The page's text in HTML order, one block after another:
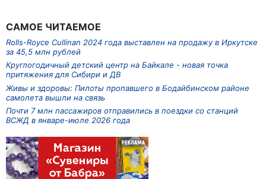
САМОЕ ЧИТАЕМОЕ
Rolls-Royce Cullinan 2024 года выставлен на продажу в Иркутске
за 45,5 млн рублей
Круглогодичный детский центр на Байкале - новая точка
притяжения для Сибири и ДВ
Живы и здоровы: Пилоты пропавшего в Бодайбинском районе
самолета вышли на связь
Почти 7 млн пассажиров отправились в поездки со станций
ВСЖД в январе-июле 2026 года